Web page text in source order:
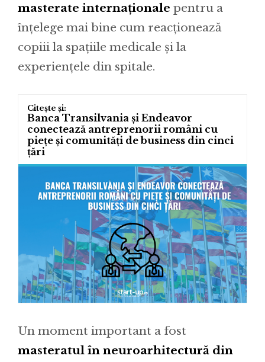
masterate internaționale pentru a
înțelege mai bine cum reacționează
copiii la spațiile medicale și la
experiențele din spitale.
Banca Transilvania și Endeavor
conectează antreprenorii români cu
piețe și comunități de business din cinci
țări
Un moment important a fost
masteratul în neuroarhitectură din